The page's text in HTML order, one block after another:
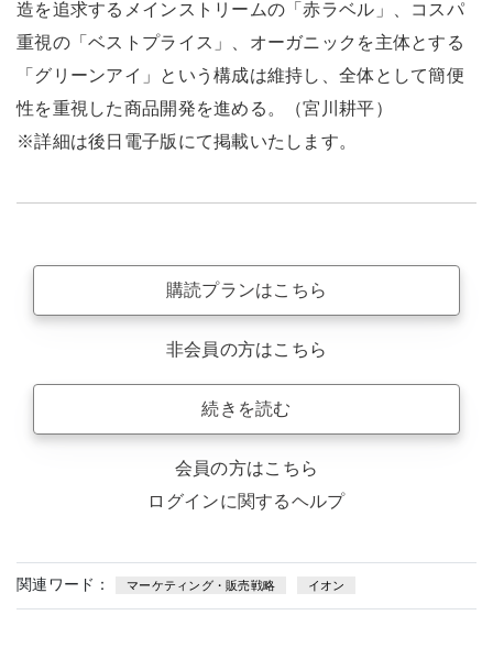
造を追求するメインストリームの「赤ラベル」、コスパ
重視の「ベストプライス」、オーガニックを主体とする
「グリーンアイ」という構成は維持し、全体として簡便
性を重視した商品開発を進める。（宮川耕平）
※詳細は後日電子版にて掲載いたします。
購読プランはこちら
非会員の方はこちら
続きを読む
会員の方はこちら
ログインに関するヘルプ
関連ワード： マーケティング・販売戦略 イオン